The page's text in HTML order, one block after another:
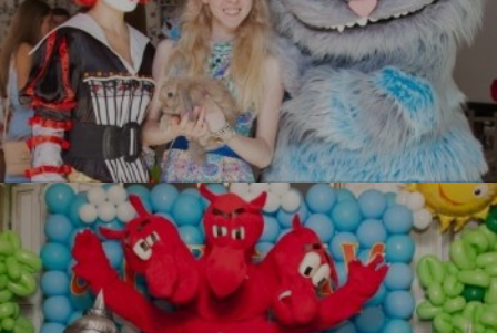
УЗНАТЬ БОЛЬШЕ
Алиса в стране чудес